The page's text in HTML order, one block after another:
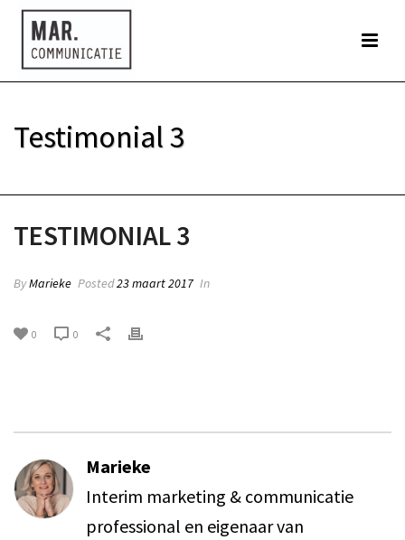
Testimonial 3
TESTIMONIAL 3
ByMarieke Posted23 maart 2017 In
0 0
Marieke
Interim marketing & communicatie
professional en eigenaar van